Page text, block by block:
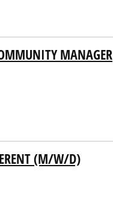
MANAGER
(M/W/D)